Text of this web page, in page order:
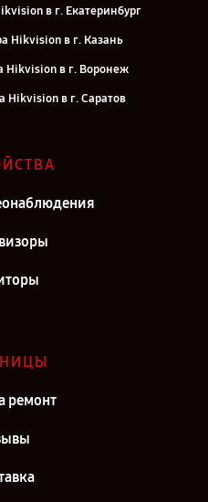
в г. Екатеринбург
Hikvision в г. Казань
Hikvision в г. Воронеж
Hikvision в г. Саратов
Hikvision в г. Киров
в г. Санкт-Петербург
ремонт